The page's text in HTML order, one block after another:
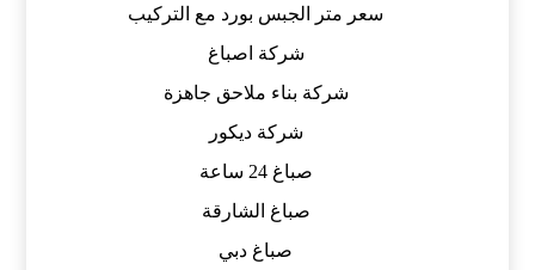
سعر متر الجبس بورد مع التركيب
شركة اصباغ
شركة بناء ملاحق جاهزة
شركة ديكور
صباغ 24 ساعة
صباغ الشارقة
صباغ دبي